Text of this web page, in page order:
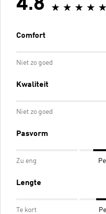
4.8
Comfort
Niet zo goed
Kwaliteit
Niet zo goed
Pasvorm
Zu eng
Lengte
Te kort